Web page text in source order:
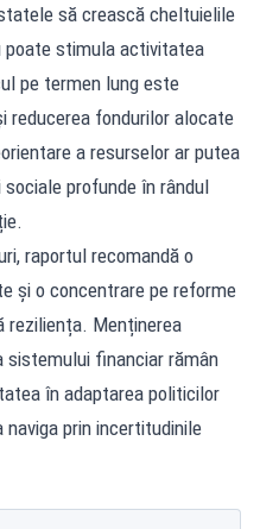
să crească cheltuielile
poate stimula activitatea
pe termen lung este
fondurilor alocate
a resurselor ar putea
profunde în rândul
raportul recomandă o
și o concentrare pe reforme
reziliența. Menținerea
financiar rămân
în adaptarea politicilor
prin incertitudinile